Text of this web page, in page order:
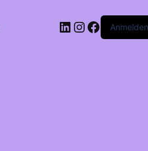
LinkedIn
Instagram
Anmelden